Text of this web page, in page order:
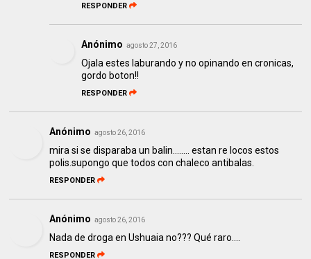
RESPONDER
Anónimo agosto 27, 2016
Ojala estes laburando y no opinando en cronicas,
gordo boton!!
RESPONDER
Anónimo agosto 26, 2016
mira si se disparaba un balin........ estan re locos estos
polis.supongo que todos con chaleco antibalas.
RESPONDER
Anónimo agosto 26, 2016
Nada de droga en Ushuaia no??? Qué raro....
RESPONDER